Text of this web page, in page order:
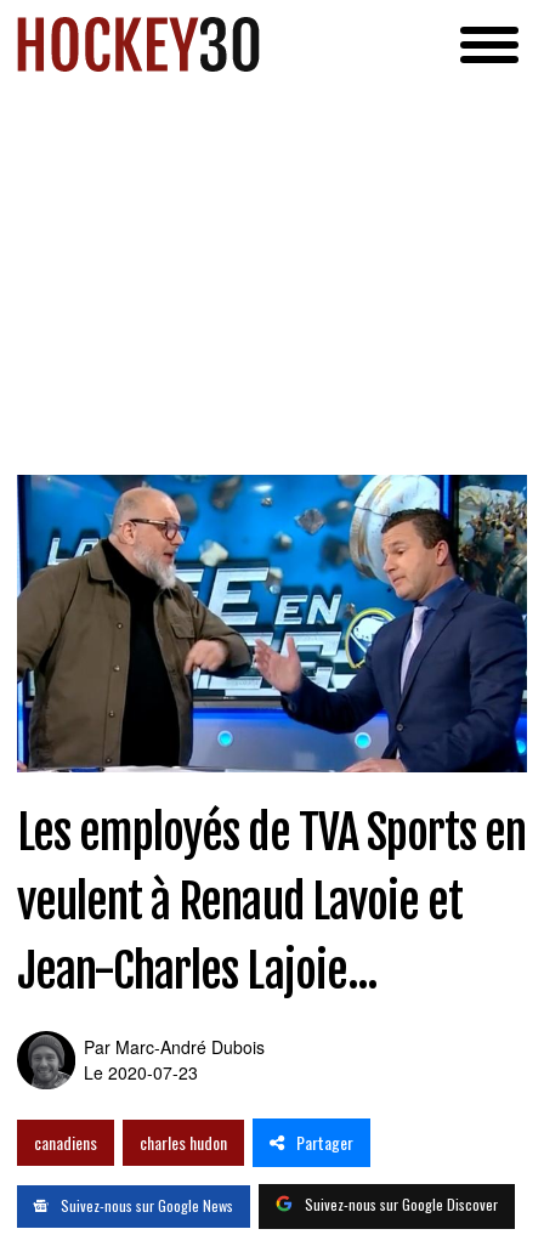
Les employés de TVA Sports en
veulent à Renaud Lavoie et
Jean-Charles Lajoie...
Par Marc-André Dubois
Le 2020-07-23
canadiens charles hudon Partager
Suivez-nous sur Google News Suivez-nous sur Google Discover